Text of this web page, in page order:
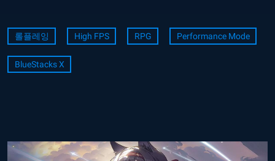
롤플레잉 High FPS RPG Performance Mode
BlueStacks X